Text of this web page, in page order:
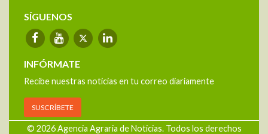
SÍGUENOS
INFÓRMATE
Recibe nuestras noticias en tu correo diariamente
SUSCRÍBETE
© 2026 Agencia Agraria de Noticias. Todos los derechos